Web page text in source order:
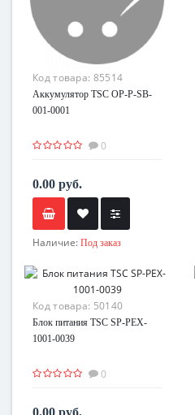
Код товара: 85514
Аккумулятор TSC OP-P-SB-
001-0001
0
0.00 руб.
Наличие: Под заказ
Код товара: 50140
Блок питания TSC SP-PEX-
1001-0039
0
0.00 руб.